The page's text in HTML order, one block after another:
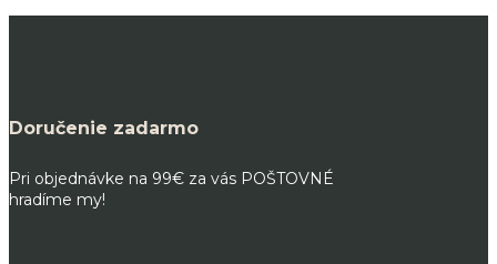
Doručenie zadarmo
Pri objednávke na 99€ za vás POŠTOVNÉ
hradíme my!